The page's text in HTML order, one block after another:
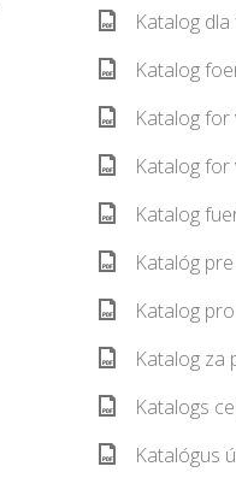
Katalog
Katalog
Katalog for
Katalog
Katalog
Katalóg
Katalog
Katalog za
Katalogs
Katalógus